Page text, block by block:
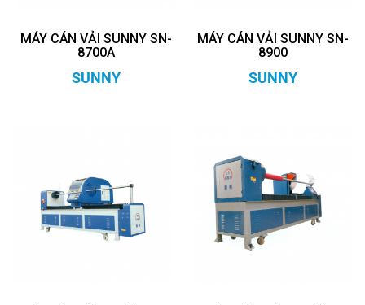
MÁY CÁN VẢI SUNNY SN-
8700A
SUNNY
MÁY CÁN VẢI SUNNY SN-
8900
SUNNY